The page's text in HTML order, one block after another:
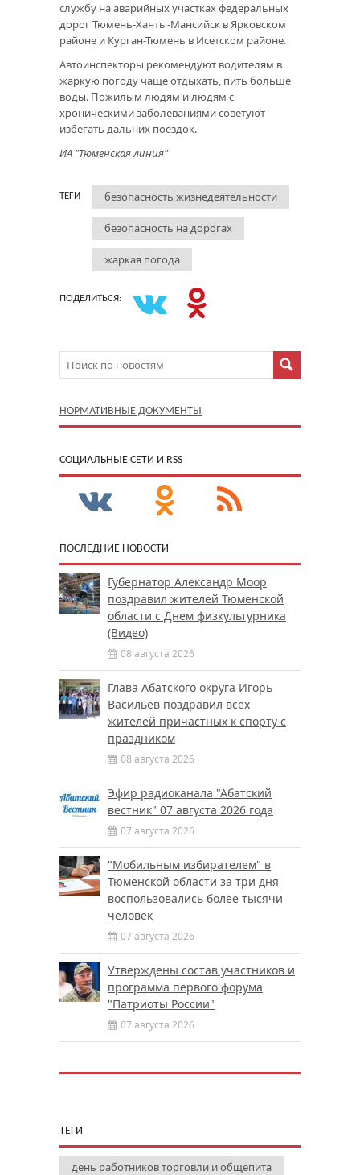
службу на аварийных участках федеральных
дорог Тюмень-Ханты-Мансийск в Ярковском
районе и Курган-Тюмень в Исетском районе.
Автоинспекторы рекомендуют водителям в
жаркую погоду чаще отдыхать, пить больше
воды. Пожилым людям и людям с
хроническими заболеваниями советуют
избегать дальних поездок.
ИА "Тюменская линия"
ТЕГИ безопасность жизнедеятельности
безопасность на дорогах
жаркая погода
ПОДЕЛИТЬСЯ:
НОРМАТИВНЫЕ ДОКУМЕНТЫ
CОЦИАЛЬНЫЕ СЕТИ И RSS
ПОСЛЕДНИЕ НОВОСТИ
Губернатор Александр Моор
поздравил жителей Тюменской
области с Днем физкультурника
(Видео)
08 августа 2026
Глава Абатского округа Игорь
Васильев поздравил всех
жителей причастных к спорту с
праздником
08 августа 2026
Эфир радиоканала "Абатский
вестник" 07 августа 2026 года
07 августа 2026
"Мобильным избирателем" в
Тюменской области за три дня
воспользовались более тысячи
человек
07 августа 2026
Утверждены состав участников и
программа первого форума
"Патриоты России"
07 августа 2026
ТЕГИ
день работников торговли и общепита